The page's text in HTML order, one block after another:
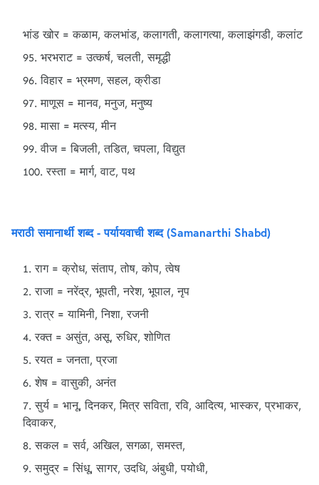
भांड खोर = कळाम, कलभांड, कलागती, कलागत्या, कलाझंगडी, कलांट
भरभराट = उत्कर्ष, चलती, समृद्धी
विहार = भ्रमण, सहल, क्रीडा
माणूस = मानव, मनुज, मनुष्य
मासा = मत्स्य, मीन
वीज = बिजली, तडित, चपला, विद्युत
रस्ता = मार्ग, वाट, पथ
मराठी समानार्थी शब्द - पर्यायवाची शब्द (Samanarthi Shabd)
राग = क्रोध, संताप, तोष, कोप, त्वेष
राजा = नरेंद्र, भूपती, नरेश, भूपाल, नृप
रात्र = यामिनी, निशा, रजनी
रक्त = असुंत, असू, रुधिर, शोणित
रयत = जनता, प्रजा
शेष = वासुकी, अनंत
सुर्य = भानू, दिनकर, मित्र सविता, रवि, आदित्य, भास्कर, प्रभाकर,
दिवाकर,
सकल = सर्व, अखिल, सगळा, समस्त,
समुद्र = सिंधू, सागर, उदधि, अंबुधी, पयोधी,